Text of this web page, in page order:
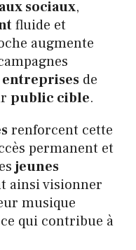
sociaux,
fluide et
augmente
entreprises de
public cible.
renforcent cette
permanent et
jeunes
ainsi visionner
musique
qui contribue à